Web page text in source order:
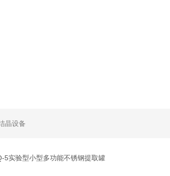
晶设备
5实验型小型多功能不锈钢提取罐